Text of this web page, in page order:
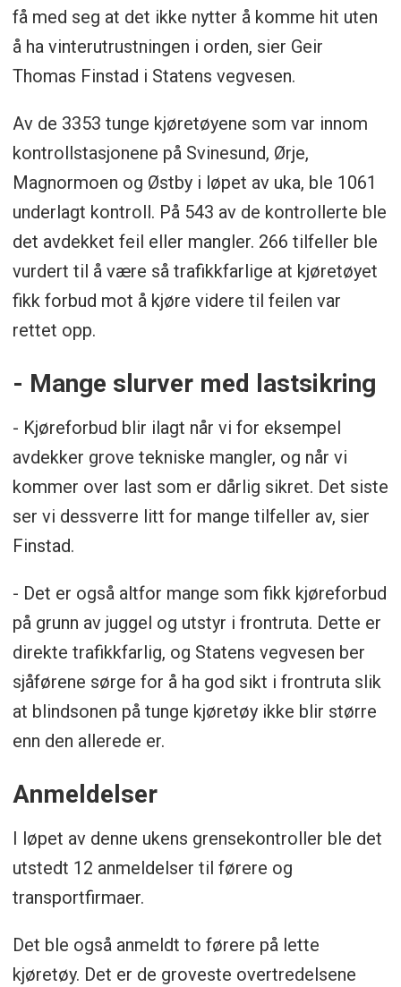
få med seg at det ikke nytter å komme hit uten
å ha vinterutrustningen i orden, sier Geir
Thomas Finstad i Statens vegvesen.
Av de 3353 tunge kjøretøyene som var innom
kontrollstasjonene på Svinesund, Ørje,
Magnormoen og Østby i løpet av uka, ble 1061
underlagt kontroll. På 543 av de kontrollerte ble
det avdekket feil eller mangler. 266 tilfeller ble
vurdert til å være så trafikkfarlige at kjøretøyet
fikk forbud mot å kjøre videre til feilen var
rettet opp.
- Mange slurver med lastsikring
- Kjøreforbud blir ilagt når vi for eksempel
avdekker grove tekniske mangler, og når vi
kommer over last som er dårlig sikret. Det siste
ser vi dessverre litt for mange tilfeller av, sier
Finstad.
- Det er også altfor mange som fikk kjøreforbud
på grunn av juggel og utstyr i frontruta. Dette er
direkte trafikkfarlig, og Statens vegvesen ber
sjåførene sørge for å ha god sikt i frontruta slik
at blindsonen på tunge kjøretøy ikke blir større
enn den allerede er.
Anmeldelser
I løpet av denne ukens grensekontroller ble det
utstedt 12 anmeldelser til førere og
transportfirmaer.
Det ble også anmeldt to førere på lette
kjøretøy. Det er de groveste overtredelsene